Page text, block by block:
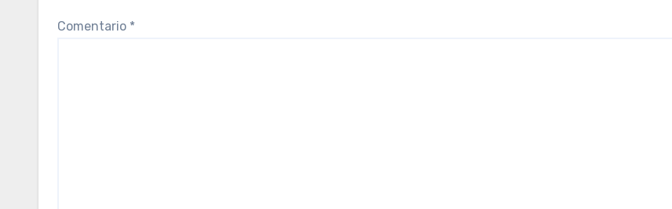
Comentario *